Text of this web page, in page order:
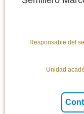
Responsable del
Unidad